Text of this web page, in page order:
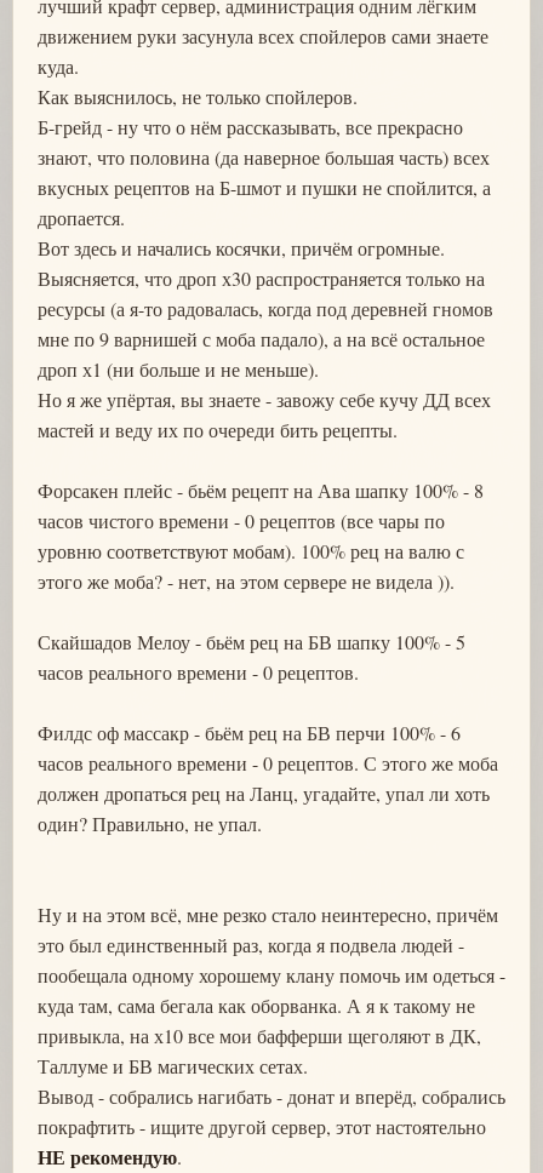
лучший крафт сервер, администрация одним лёгким
движением руки засунула всех спойлеров сами знаете
куда.
Как выяснилось, не только спойлеров.
Б-грейд - ну что о нём рассказывать, все прекрасно
знают, что половина (да наверное большая часть) всех
вкусных рецептов на Б-шмот и пушки не спойлится, а
дропается.
Вот здесь и начались косячки, причём огромные.
Выясняется, что дроп х30 распространяется только на
ресурсы (а я-то радовалась, когда под деревней гномов
мне по 9 варнишей с моба падало), а на всё остальное
дроп х1 (ни больше и не меньше).
Но я же упёртая, вы знаете - завожу себе кучу ДД всех
мастей и веду их по очереди бить рецепты.
Форсакен плейс - бьём рецепт на Ава шапку 100% - 8
часов чистого времени - 0 рецептов (все чары по
уровню соответствуют мобам). 100% рец на валю с
этого же моба? - нет, на этом сервере не видела )).
Скайшадов Мелоу - бьём рец на БВ шапку 100% - 5
часов реального времени - 0 рецептов.
Филдс оф массакр - бьём рец на БВ перчи 100% - 6
часов реального времени - 0 рецептов. С этого же моба
должен дропаться рец на Ланц, угадайте, упал ли хоть
один? Правильно, не упал.
Ну и на этом всё, мне резко стало неинтересно, причём
это был единственный раз, когда я подвела людей -
пообещала одному хорошему клану помочь им одеться -
куда там, сама бегала как оборванка. А я к такому не
привыкла, на х10 все мои бафферши щеголяют в ДК,
Таллуме и БВ магических сетах.
Вывод - собрались нагибать - донат и вперёд, собрались
покрафтить - ищите другой сервер, этот настоятельно
НЕ рекомендую.